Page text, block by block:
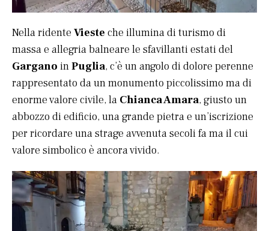
Nella ridente Vieste che illumina di turismo di
massa e allegria balneare le sfavillanti estati del
Gargano inPuglia, c’è un angolo di dolore perenne
rappresentato da un monumento piccolissimo ma di
enorme valore civile, la Chianca Amara, giusto un
abbozzo di edificio, una grande pietra e un’iscrizione
per ricordare una strage avvenuta secoli fa ma il cui
valore simbolico è ancora vivido.